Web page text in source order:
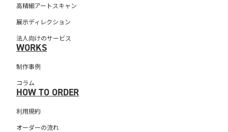
高精細アートスキャン
展示ディレクション
法人向けのサービス
WORKS
制作事例
コラム
HOW TO ORDER
利用規約
オーダーの流れ